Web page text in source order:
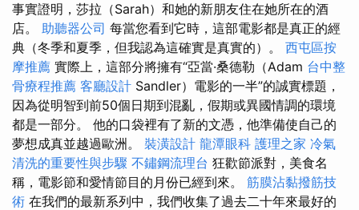
事實證明，莎拉（Sarah）和她的新朋友住在她所在的酒
店。 助聽器公司 每當您看到它時，這部電影都是真正的經
典（冬季和夏季，但我認為這確實是真實的）。 西屯區按
摩推薦 實際上，這部分將擁有“亞當·桑德勒（Adam 台中整
骨療程推薦 客廳設計 Sandler）電影的一半”的誠實標題，
因為從明智到前50個日期到混亂，假期或異國情調的環境
都是一部分。 他的口袋裡有了新的文憑，他準備使自己的
夢想成真並越過歐洲。 裝潢設計 龍潭眼科 護理之家 冷氣
清洗的重要性與步驟 不鏽鋼流理台 狂歡節派對，美食名
稱，電影節和愛情節目的月份已經到來。 筋膜沾黏撥筋技
術 在我們的最新系列中，我們收集了過去二十年來最好的